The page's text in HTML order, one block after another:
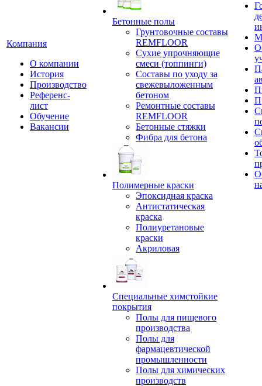
Компания
О компании
История
Производство
Референс-
лист
Обучение
Вакансии
Бетонные полы
Грунтовочные составы
REMFLOOR
Сухие упрочняющие
смеси (топпинги)
Составы по уходу за
свежевыложенным
бетоном
Ремонтные составы
REMFLOOR
Бетонные стяжки
Фибра для бетона
Полимерные краски
Эпоксидная краска
Антистатическая
краска
Полиуретановые
краски
Акриловая
Специальные химстойкие
покрытия
Полы для пищевого
производства
Полы для
фармацевтической
промышленности
Полы для химических
производств